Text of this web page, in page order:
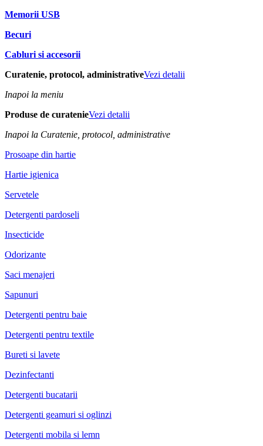
Memorii USB
Becuri
Cabluri si accesorii
Curatenie, protocol, administrativeVezi detalii
Inapoi la meniu
Produse de curatenieVezi detalii
Inapoi la Curatenie, protocol, administrative
Prosoape din hartie
Hartie igienica
Servetele
Detergenti pardoseli
Insecticide
Odorizante
Saci menajeri
Sapunuri
Detergenti pentru baie
Detergenti pentru textile
Bureti si lavete
Dezinfectanti
Detergenti bucatarii
Detergenti geamuri si oglinzi
Detergenti mobila si lemn